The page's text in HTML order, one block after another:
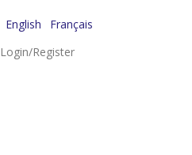
English
Français
Login/Register